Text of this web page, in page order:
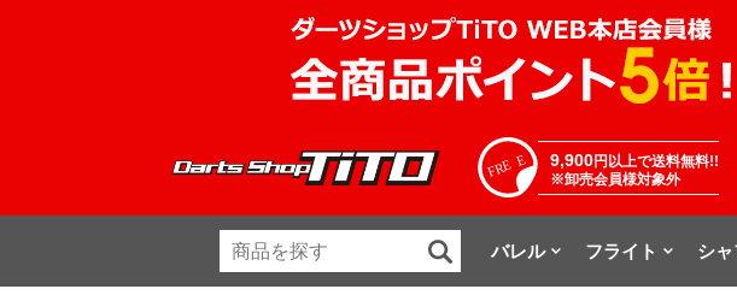
9,900円以上で送料無料!!
※卸売会員様対象外
バレル フライト シ